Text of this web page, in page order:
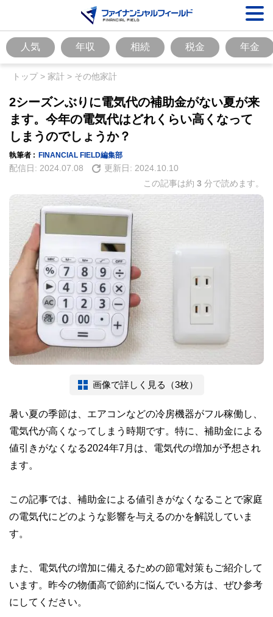
人気 年収 相続 税金 年金
トップ> 家計 > その他家計
2シーズンぶりに電気代の補助金がない夏が来
ます。今年の電気代はどれくらい高くなって
しまうのでしょうか？
執筆者 : FINANCIAL FIELD編集部
配信日: 2024.07.08 更新日: 2024.10.10
この記事は約 3 分で読めます。
画像で詳しく見る（3枚）
暑い夏の季節は、エアコンなどの冷房機器がフル稼働し、
電気代が高くなってしまう時期です。特に、補助金による
値引きがなくなる2024年7月は、電気代の増加が予想され
ます。
この記事では、補助金による値引きがなくなることで家庭
の電気代にどのような影響を与えるのかを解説していま
す。
また、電気代の増加に備えるための節電対策もご紹介して
います。昨今の物価高で節約に悩んでいる方は、ぜひ参考
にしてください。